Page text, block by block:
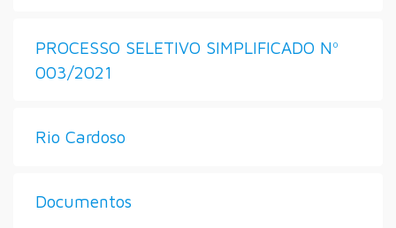
PROCESSO SELETIVO SIMPLIFICADO Nº
003/2021
Rio Cardoso
Documentos